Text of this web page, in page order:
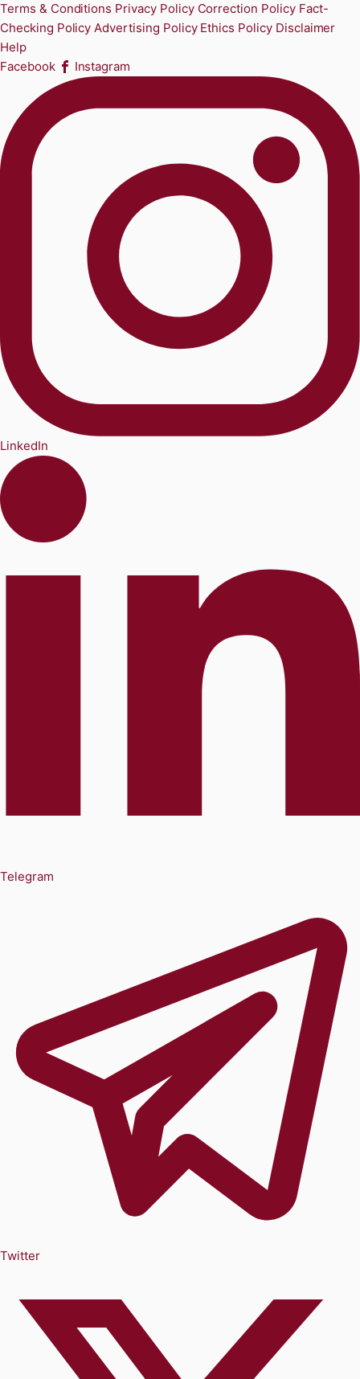
Terms & Conditions Privacy Policy Correction Policy Fact-
Checking Policy Advertising Policy Ethics Policy Disclaimer
Help
Facebook
Instagram
LinkedIn
Telegram
Twitter